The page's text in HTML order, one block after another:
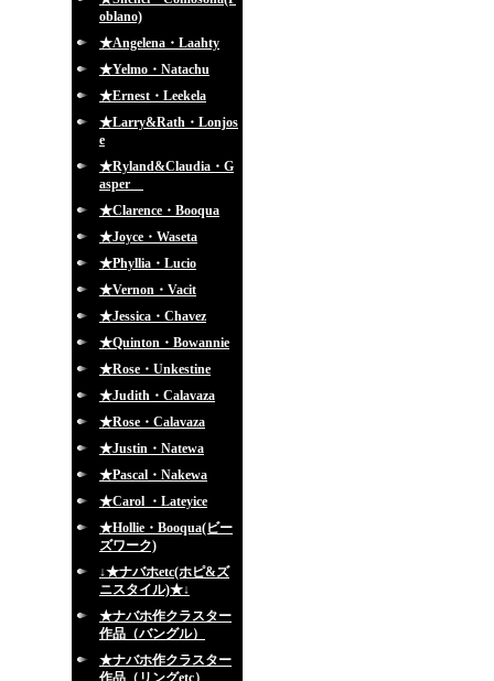
oblano)
★Angelena・Laahty
★Yelmo・Natachu
★Ernest・Leekela
★Larry&Rath・Lonjos
e
★Ryland&Claudia・G
asper
★Clarence・Booqua
★Joyce・Waseta
★Phyllia・Lucio
★Vernon・Vacit
★Jessica・Chavez
★Quinton・Bowannie
★Rose・Unkestine
★Judith・Calavaza
★Rose・Calavaza
★Justin・Natewa
★Pascal・Nakewa
★Carol ・Lateyice
★Hollie・Booqua(ビー
ズワーク)
↓★ナバホetc(ホピ&ズ
ニスタイル)★↓
★ナバホ作クラスター
作品（バングル）
★ナバホ作クラスター
作品（リングetc）